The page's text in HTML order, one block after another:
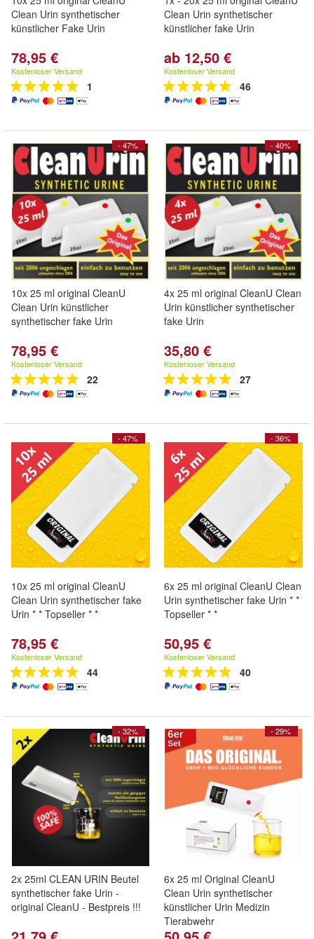
Clean Urin synthetischer
künstlicher Fake Urin
78,95 €
Kostenloser Versand
1
Clean Urin synthetischer
künstlicher fake Urin
ab 12,50 €
Kostenloser Versand
46
- 47%
10x 25 ml original CleanU
Clean Urin künstlicher
synthetischer fake Urin
78,95 €
Kostenloser Versand
22
- 40%
4x 25 ml original CleanU Clean
Urin künstlicher synthetischer
fake Urin
35,80 €
Kostenloser Versand
27
- 47%
10x 25 ml original CleanU
Clean Urin synthetischer fake
Urin * * Topseller * *
78,95 €
Kostenloser Versand
44
- 36%
6x 25 ml original CleanU Clean
Urin synthetischer fake Urin * *
Topseller * *
50,95 €
Kostenloser Versand
40
- 32%
2x 25ml CLEAN URIN Beutel
synthetischer fake Urin -
original CleanU - Bestpreis !!!
- 29%
6x 25 ml Original CleanU
Clean Urin synthetischer
künstlicher Urin Medizin
Tierabwehr